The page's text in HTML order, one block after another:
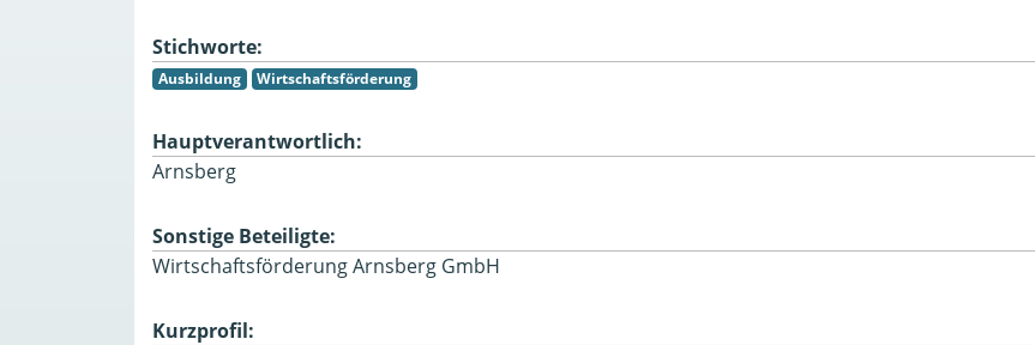
Stichworte:
Ausbildung Wirtschaftsförderung
Hauptverantwortlich:
Arnsberg
Sonstige Beteiligte:
Wirtschaftsförderung Arnsberg GmbH
Kurzprofil: